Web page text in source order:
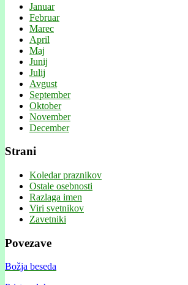
Januar
Februar
Marec
April
Maj
Junij
Julij
Avgust
September
Oktober
November
December
Strani
Koledar praznikov
Ostale osebnosti
Razlaga imen
Viri svetnikov
Zavetniki
Povezave
Božja beseda